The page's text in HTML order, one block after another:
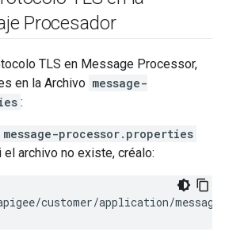
Procesador
TLS en Message Processor,
en la Archivo message-
:
message-processor.properties
el archivo no existe, créalo:
customer/application/